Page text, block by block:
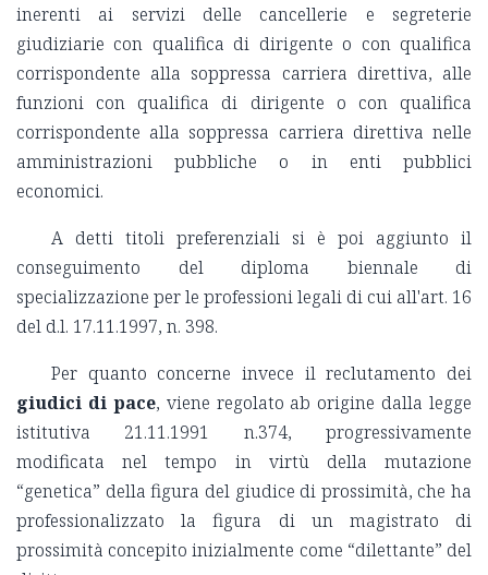
inerenti ai servizi delle cancellerie e segreterie
giudiziarie con qualifica di dirigente o con qualifica
corrispondente alla soppressa carriera direttiva, alle
funzioni con qualifica di dirigente o con qualifica
corrispondente alla soppressa carriera direttiva nelle
amministrazioni pubbliche o in enti pubblici
economici.
A detti titoli preferenziali si è poi aggiunto il
conseguimento del diploma biennale di
specializzazione per le professioni legali di cui all'art. 16
del d.l. 17.11.1997, n. 398.
Per quanto concerne invece il reclutamento dei
giudici di pace, viene regolato ab origine dalla legge
istitutiva 21.11.1991 n.374, progressivamente
modificata nel tempo in virtù della mutazione
“genetica” della figura del giudice di prossimità, che ha
professionalizzato la figura di un magistrato di
prossimità concepito inizialmente come “dilettante” del